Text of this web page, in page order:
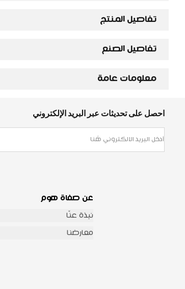
تفاصيل المنتج
تفاصيل الصنع
معلومات عامة
احصل على تحديثات عبر البريد الإلكتروني
عن صفاة هوم
نبذة عنّا
معارضنا